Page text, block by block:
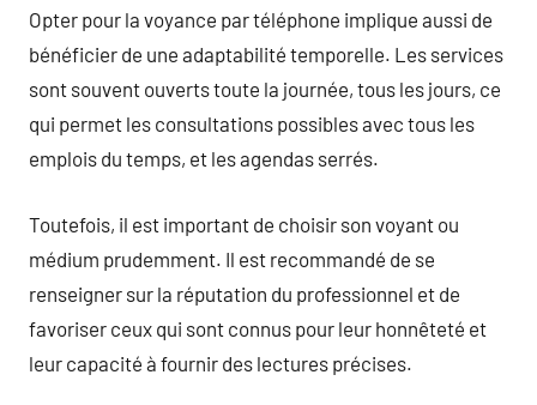
Opter pour la voyance par téléphone implique aussi de
bénéficier de une adaptabilité temporelle. Les services
sont souvent ouverts toute la journée, tous les jours, ce
qui permet les consultations possibles avec tous les
emplois du temps, et les agendas serrés.
Toutefois, il est important de choisir son voyant ou
médium prudemment. Il est recommandé de se
renseigner sur la réputation du professionnel et de
favoriser ceux qui sont connus pour leur honnêteté et
leur capacité à fournir des lectures précises.